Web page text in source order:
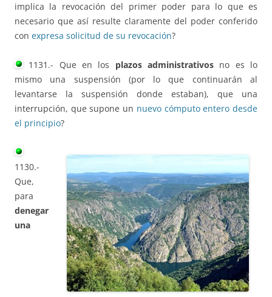
implica la revocación del primer poder para lo que es
necesario que así resulte claramente del poder conferido
con expresa solicitud de su revocación?
1131.- Que en los plazos administrativos no es lo
mismo una suspensión (por lo que continuarán al
levantarse la suspensión donde estaban), que una
interrupción, que supone un nuevo cómputo entero desde
el principio?
1130.-
Que,
para
denegar
una